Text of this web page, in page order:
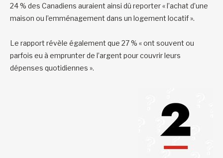
24 % des Canadiens auraient ainsi dû reporter « l’achat d’une
maison ou l’emménagement dans un logement locatif ».
Le rapport révèle également que 27 % « ont souvent ou
parfois eu à emprunter de l’argent pour couvrir leurs
dépenses quotidiennes ».